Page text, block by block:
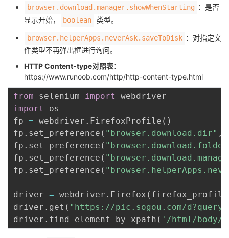
browser.download.manager.showWhenStarting ：是否
显示开始，
boolean 类型。
browser.helperApps.neverAsk.saveToDisk ：对指定文
件类型不再弹出框进行询问。
HTTP Content-type对照表：
https://www.runoob.com/http/http-content-type.html
from selenium import
import
os
fp = webdriver . FirefoxProfile ( )
fp . set_preference ( "browser.download.dir" ,
fp . set_preference (
fp . set_preference (
fp . set_preference (
driver = webdriver . Firefox (
driver . get ( "https://pic.sogou.com/
driver . find_element_by_xpath ( '/html/